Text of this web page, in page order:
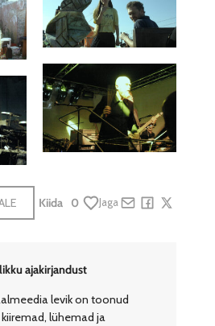
Kiida 0 Jaga
ajakirjandust
levik on toonud
lühemad ja